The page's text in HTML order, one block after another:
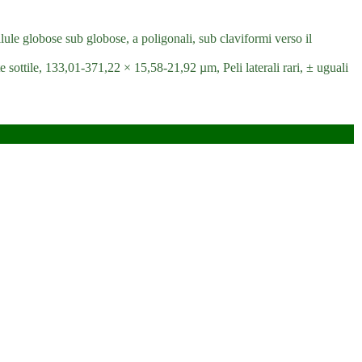
globose sub globose, a poligonali, sub claviformi verso il
sottile, 133,01-371,22 × 15,58-21,92 µm, Peli laterali rari, ± uguali